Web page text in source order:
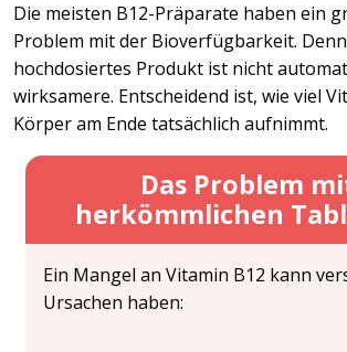
Die meisten B12-Präparate haben ein
Problem mit der Bioverfügbarkeit.
hochdosiertes Produkt ist nicht
wirksamere. Entscheidend ist, wie viel
Körper am Ende tatsächlich aufnimmt.
Das Problem
herkömmlichen
Ein Mangel an Vitamin B12 kann
Ursachen haben: